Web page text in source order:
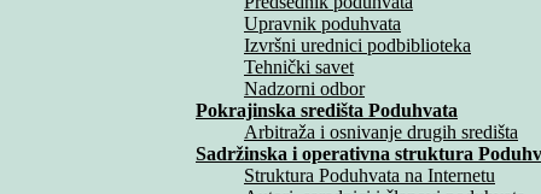
Upravnik poduhvata
Izvršni urednici podbiblioteka
Tehnički savet
Nadzorni odbor
Pokrajinska središta Poduhvata
Arbitraža i osnivanje drugih središta
Sadržinska i operativna struktura
Struktura Poduhvata na Internetu